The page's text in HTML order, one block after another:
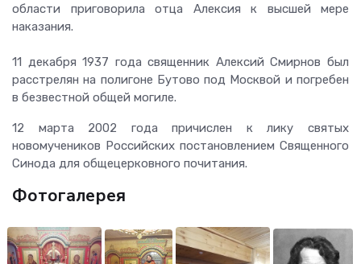
области приговорила отца Алексия к высшей мере
наказания.
11 декабря 1937 года священник Алексий Смирнов был
расстрелян на полигоне Бутово под Москвой и погребен
в безвестной общей могиле.
12 марта 2002 года причислен к лику святых
новомучеников Российских постановлением Священного
Синода для общецерковного почитания.
Фотогалерея